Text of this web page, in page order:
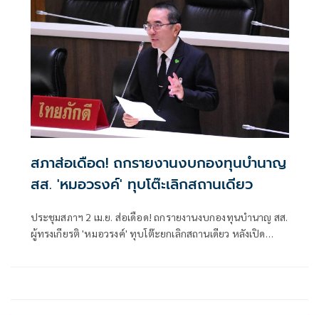
ด้วยเวลา 7.46 วินาที คว้าเหรียญทองแรกทันที ส่วน "น่าน" ศุภา
นิช พูลเกิด เข้าที่ 6 เวลา 7.67 วินาที โดยเหรียญเงิน ซู เจียลู่ จาก
จีน 7.49 วินาที และ ทองแดง เจสซิด้า โรส ลอเรนซ์ จาก
ฟิลิปปินส์ 7.52 วินาที
สภาส่อเดือด! ถกรายงานงบกองทุนบำนาญ
สส. 'หมอวรงค์' ทุบโต๊ะเลิกสถานเดียว
ประชุมสภาฯ 2 เม.ย. ส่อเดือด! ถกรายงานงบกองทุนบำนาญ สส.
ผู้ทรงเกียรติ 'หมอวรงค์' ทุบโต๊ะยกเลิกสถานเดียว หลังเปิด